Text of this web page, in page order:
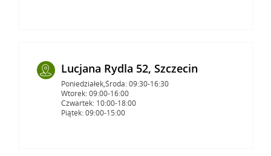
Lucjana Rydla 52, Szczecin
Poniedziałek,Środa: 09:30-16:30
Wtorek: 09:00-16:00
Czwartek: 10:00-18:00
Piątek: 09:00-15:00